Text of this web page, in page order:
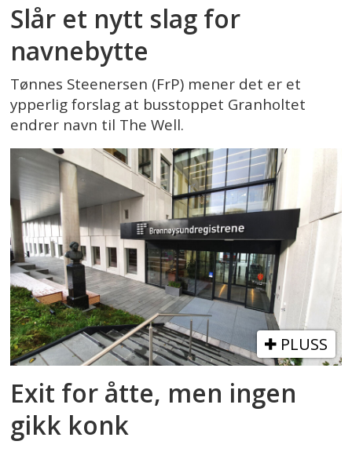
Slår et nytt slag for
navnebytte
Tønnes Steenersen (FrP) mener det er et
ypperlig forslag at busstoppet Granholtet
endrer navn til The Well.
PLUSS
Exit for åtte, men ingen
gikk konk